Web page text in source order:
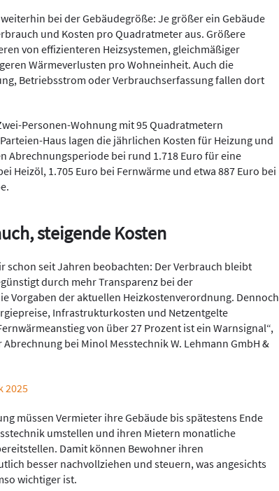
bei der Gebäudegröße: Je größer ein Gebäude
und Kosten pro Quadratmeter aus. Größere
von effizienteren Heizsystemen, gleichmäßiger
Wärmeverlusten pro Wohneinheit. Auch die
Betriebsstrom oder Verbrauchserfassung fallen dort
Personen-Wohnung mit 95 Quadratmetern
Haus lagen die jährlichen Kosten für Heizung und
Abrechnungsperiode bei rund 1.718 Euro für eine
Heizöl, 1.705 Euro bei Fernwärme und etwa 887 Euro bei
steigende Kosten
schon seit Jahren beobachten: Der Verbrauch bleibt
durch mehr Transparenz bei der
Vorgaben der aktuellen Heizkostenverordnung. Dennoch
Infrastrukturkosten und Netzentgelte
von über 27 Prozent ist ein Warnsignal“,
bei Minol Messtechnik W. Lehmann GmbH &
2025
müssen Vermieter ihre Gebäude bis spätestens Ende
umstellen und ihren Mietern monatliche
Damit können Bewohner ihren
besser nachvollziehen und steuern, was angesichts
wichtiger ist.